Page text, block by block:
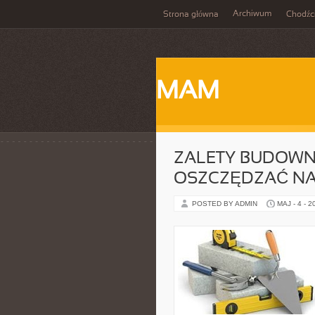
Strona główna Archiwum
MAM
ZALETY
OSZCZĘDZAĆ
POSTED BY ADMIN MAJ - 4 -